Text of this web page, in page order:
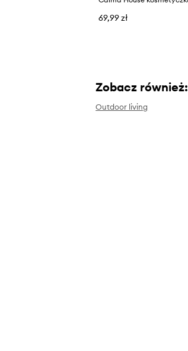
69,99 zł
Zobacz również:
Outdoor living